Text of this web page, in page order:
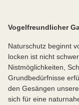
Vogelfreundlicher
Naturschutz beginnt
locken ist nicht
Nistmöglichkeiten,
Grundbedürfnisse
den Gesängen
sich für eine